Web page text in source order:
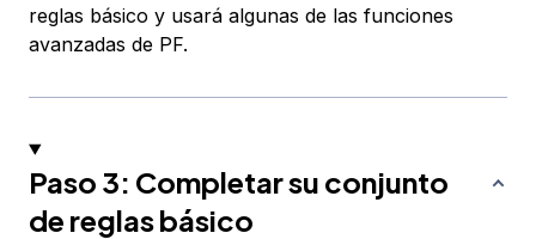
reglas básico y usará algunas de las funciones
avanzadas de PF.
Paso 3: Completar su conjunto
de reglas básico